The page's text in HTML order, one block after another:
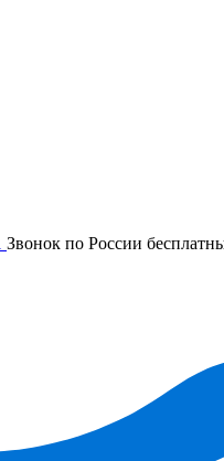
Звонок по России